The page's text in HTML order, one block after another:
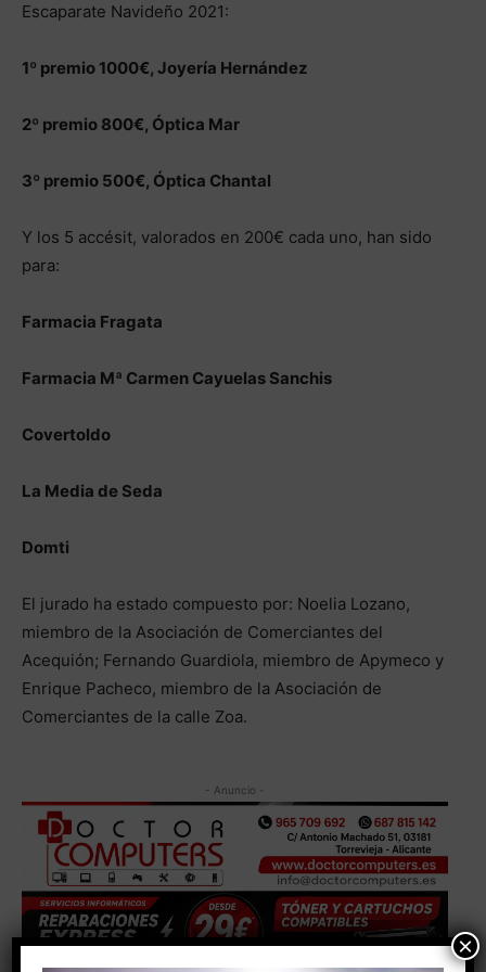
Escaparate Navideño 2021:
1º premio 1000€, Joyería Hernández
2º premio 800€, Óptica Mar
3º premio 500€, Óptica Chantal
Y los 5 accésit, valorados en 200€ cada uno, han sido
para:
Farmacia Fragata
Farmacia Mª Carmen Cayuelas Sanchis
Covertoldo
La Media de Seda
Domti
El jurado ha estado compuesto por: Noelia Lozano,
miembro de la Asociación de Comerciantes del
Acequión; Fernando Guardiola, miembro de Apymeco y
Enrique Pacheco, miembro de la Asociación de
Comerciantes de la calle Zoa.
- Anuncio -
×